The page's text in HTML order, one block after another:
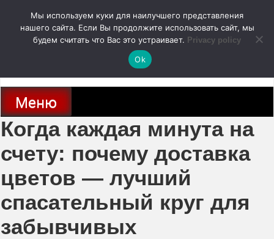
содержимому
autodoc24.ru
Новости про современные автомобили и не только, новинки зарубежного
и отечественного автопрома
Меню
Когда каждая минута на
счету: почему доставка
цветов — лучший
спасательный круг для
забывчивых
Мы используем куки для наилучшего представления
нашего сайта. Если Вы продолжите использовать сайт, мы
будем считать что Вас это устраивает. Privacy policy
Ok